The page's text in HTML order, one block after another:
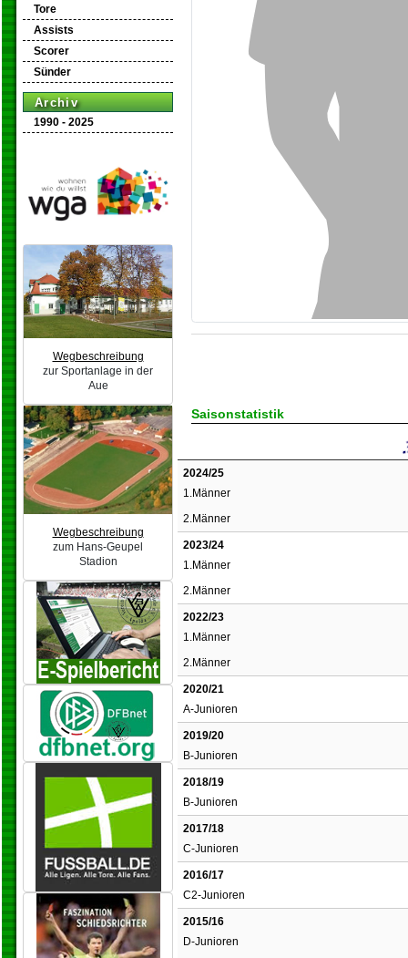
Tore
Assists
Scorer
Sünder
Archiv
1990 - 2025
Wegbeschreibung
zur Sportanlage in der
Aue
Wegbeschreibung
zum Hans-Geupel
Stadion
Saisonstatistik
2024/25
1.Männer
2.Männer
2023/24
1.Männer
2.Männer
2022/23
1.Männer
2.Männer
2020/21
A-Junioren
2019/20
B-Junioren
2018/19
B-Junioren
2017/18
C-Junioren
2016/17
C2-Junioren
2015/16
D-Junioren